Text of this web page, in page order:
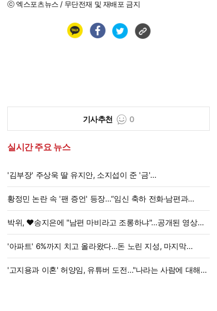
ⓒ 엑스포츠뉴스 / 무단전재 및 재배포 금지
기사추천 0
실시간 주요 뉴스
'김부장' 주상욱 딸 유지안, 소지섭이 준 '금'
방치했다…"비누인 줄"
황정민 논란 속 '팬 증언' 등장…“임신 축하 전화·남편과
식사도”
박위, ♥송지은에 "남편 마비라고 조롱하냐"…공개된 영상
보니
'아파트' 6%까지 치고 올라왔다…돈 노린 지성, 마지막
선택은
'고지용과 이혼' 허양임, 유튜버 도전…"나라는 사람에 대해